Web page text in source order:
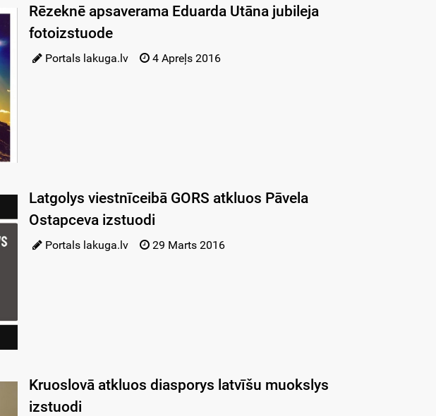
Rēzeknē apsaverama Eduarda Utāna jubileja
fotoizstuode
Portals lakuga.lv 4 Apreļs 2016
Latgolys viestnīceibā GORS atkluos Pāvela
Ostapceva izstuodi
Portals lakuga.lv 29 Marts 2016
Kruoslovā atkluos diasporys latvīšu muokslys
izstuodi